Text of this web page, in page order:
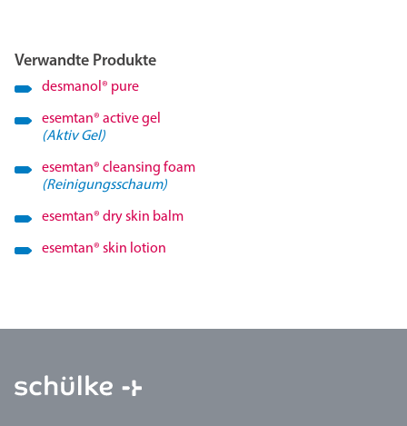
Verwandte Produkte
desmanol® pure
esemtan® active gel
(Aktiv Gel)
esemtan® cleansing foam
(Reinigungsschaum)
esemtan® dry skin balm
esemtan® skin lotion